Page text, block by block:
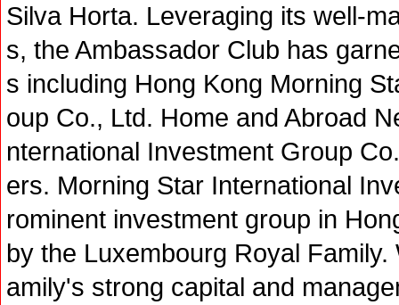
Silva Horta. Leveraging its well-
s, the Ambassador Club has
s including Hong Kong Morning
oup Co., Ltd. Home and Abroad
nternational Investment Group
ers. Morning Star International
rominent investment group in
by the Luxembourg Royal
amily's strong capital and